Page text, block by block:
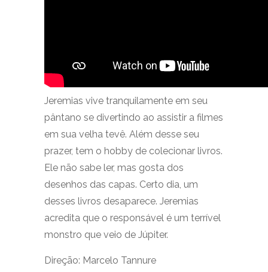
Jeremias vive tranquilamente em seu
pântano se divertindo ao assistir a filmes
em sua velha tevê. Além desse seu
prazer, tem o hobby de colecionar livros.
Ele não sabe ler, mas gosta dos
desenhos das capas. Certo dia, um
desses livros desaparece. Jeremias
acredita que o responsável é um terrível
monstro que veio de Júpiter.
Direção: Marcelo Tannure